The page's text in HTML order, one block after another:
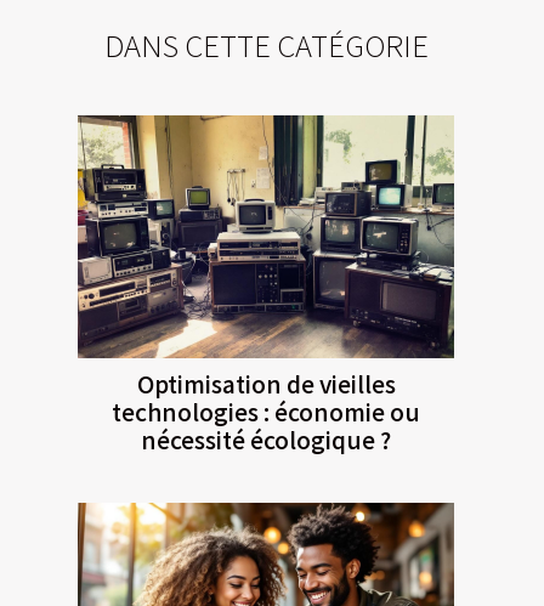
DANS CETTE CATÉGORIE
Optimisation de vieilles
technologies : économie ou
nécessité écologique ?